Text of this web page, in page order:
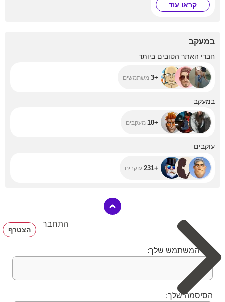
קראו עוד
במעקב
חברי האתר הטובים ביותר
+3
+3 משתמשים
במעקב
+10 מעקבים
עוקבים
+231 עוקבים
התחבר
הצטרף
שם המשתמש שלך:
הסיסמה שלך: